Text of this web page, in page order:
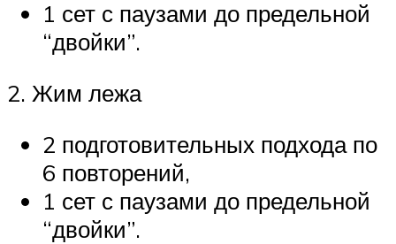
1 сет с паузами до предельной
“двойки”.
2. Жим лежа
2 подготовительных подхода по
6 повторений,
1 сет с паузами до предельной
“двойки”.